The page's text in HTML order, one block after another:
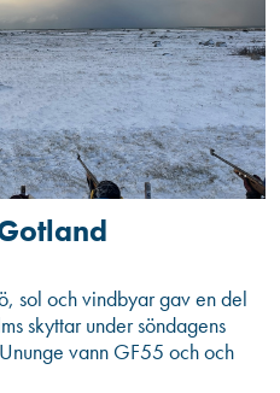
sol och vindbyar gav en del
skyttar under söndagens
vann GF55 och och